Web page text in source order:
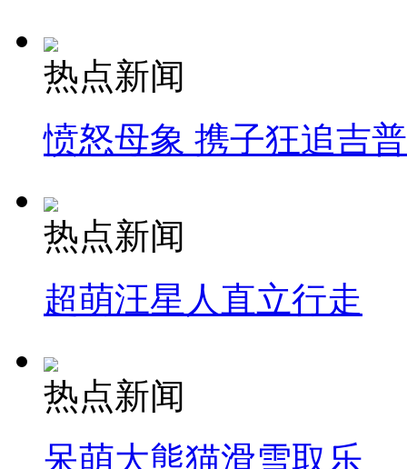
热点新闻
愤怒母象 携子狂追吉
热点新闻
超萌汪星人直立行走
热点新闻
呆萌大熊猫滑雪取乐